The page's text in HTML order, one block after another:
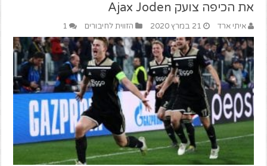
את הכיפה צועק Ajax Joden
איתי ארד 21 במרץ 2020 הזווית לחיבורים 1